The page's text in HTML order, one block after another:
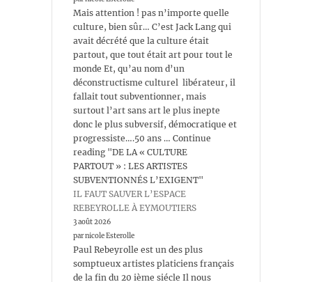
Mais attention ! pas n’importe quelle
culture, bien sûr… C’est Jack Lang qui
avait décrété que la culture était
partout, que tout était art pour tout le
monde Et, qu’au nom d’un
déconstructisme culturel libérateur, il
fallait tout subventionner, mais
surtout l’art sans art le plus inepte
donc le plus subversif, démocratique et
progressiste….50 ans … Continue
reading "DE LA « CULTURE
PARTOUT » : LES ARTISTES
SUBVENTIONNÉS L’EXIGENT"
IL FAUT SAUVER L’ESPACE
REBEYROLLE À EYMOUTIERS
3 août 2026
par nicole Esterolle
Paul Rebeyrolle est un des plus
somptueux artistes platiciens français
de la fin du 20 ième siécle Il nous